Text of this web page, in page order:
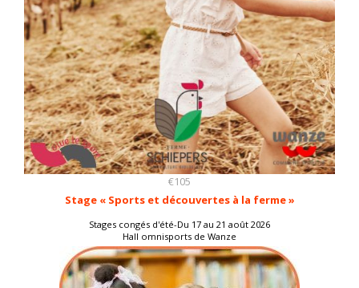
€105
Stage « Sports et découvertes à la ferme »
Stages congés d'été-Du 17 au 21 août 2026
Hall omnisports de Wanze